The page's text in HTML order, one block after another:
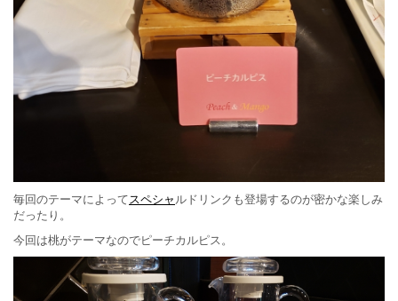
毎回のテーマによってスペシャ ルドリンクも登場するのが密かな楽しみ
だったり。
今回は桃がテーマなのでピーチカルピス。